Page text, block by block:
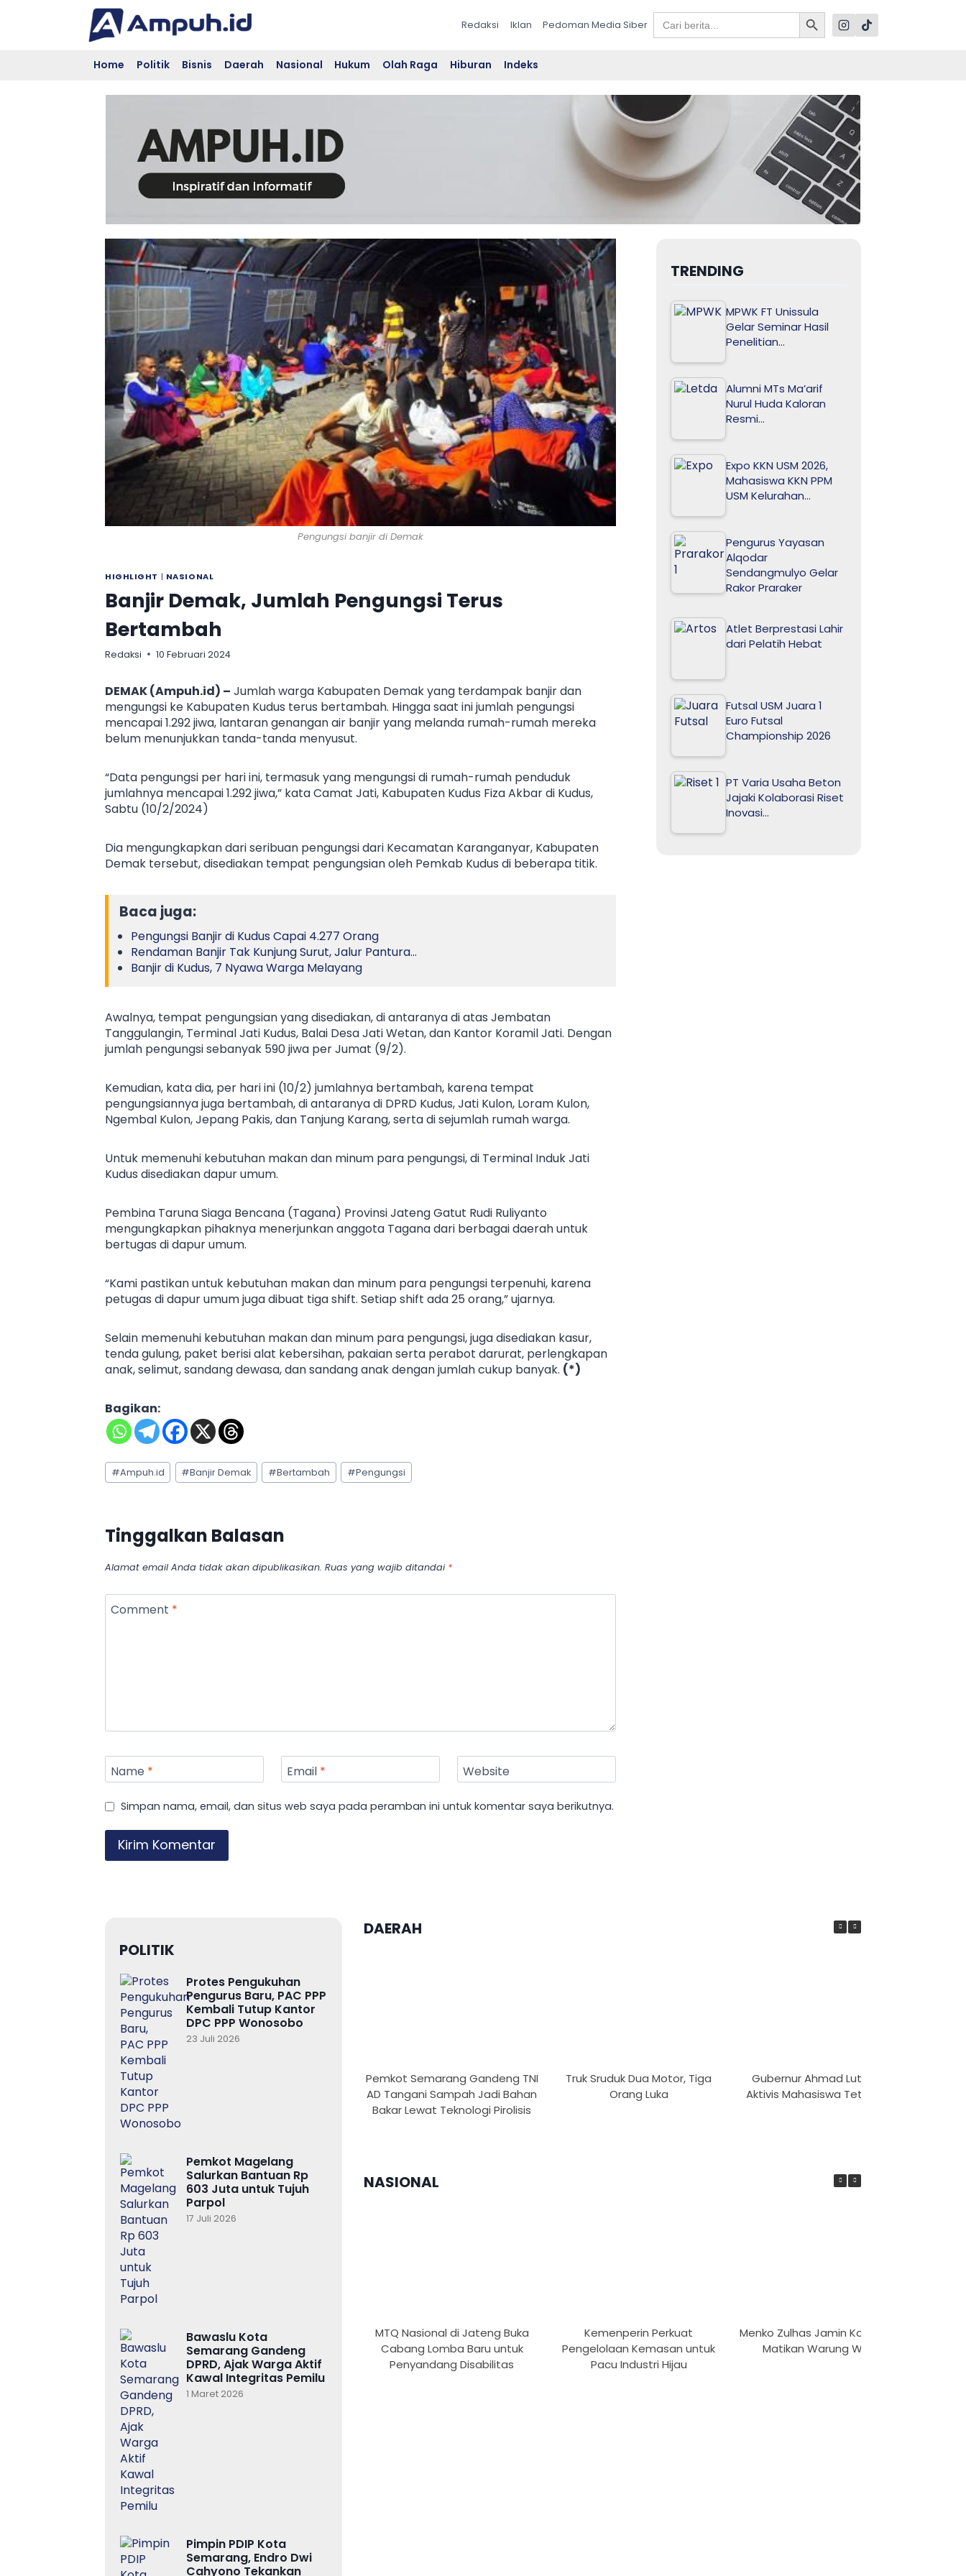
Redaksi Iklan Pedoman Media Siber Search
for:
Search Button
Home Politik Bisnis Daerah Nasional Hukum Olah Raga Hiburan Indeks
Pengungsi banjir di Demak
HIGHLIGHT | NASIONAL
Banjir Demak, Jumlah Pengungsi Terus
Bertambah
Redaksi 10 Februari 2024
DEMAK (Ampuh.id) – Jumlah warga Kabupaten Demak yang terdampak banjir dan
mengungsi ke Kabupaten Kudus terus bertambah. Hingga saat ini jumlah pengungsi
mencapai 1.292 jiwa, lantaran genangan air banjir yang melanda rumah-rumah mereka
belum menunjukkan tanda-tanda menyusut.
“Data pengungsi per hari ini, termasuk yang mengungsi di rumah-rumah penduduk
jumlahnya mencapai 1.292 jiwa,” kata Camat Jati, Kabupaten Kudus Fiza Akbar di Kudus,
Sabtu (10/2/2024)
Dia mengungkapkan dari seribuan pengungsi dari Kecamatan Karanganyar, Kabupaten
Demak tersebut, disediakan tempat pengungsian oleh Pemkab Kudus di beberapa titik.
Baca juga:
Pengungsi Banjir di Kudus Capai 4.277 Orang
Rendaman Banjir Tak Kunjung Surut, Jalur Pantura…
Banjir di Kudus, 7 Nyawa Warga Melayang
Awalnya, tempat pengungsian yang disediakan, di antaranya di atas Jembatan
Tanggulangin, Terminal Jati Kudus, Balai Desa Jati Wetan, dan Kantor Koramil Jati. Dengan
jumlah pengungsi sebanyak 590 jiwa per Jumat (9/2).
Kemudian, kata dia, per hari ini (10/2) jumlahnya bertambah, karena tempat
pengungsiannya juga bertambah, di antaranya di DPRD Kudus, Jati Kulon, Loram Kulon,
Ngembal Kulon, Jepang Pakis, dan Tanjung Karang, serta di sejumlah rumah warga.
Untuk memenuhi kebutuhan makan dan minum para pengungsi, di Terminal Induk Jati
Kudus disediakan dapur umum.
Pembina Taruna Siaga Bencana (Tagana) Provinsi Jateng Gatut Rudi Ruliyanto
mengungkapkan pihaknya menerjunkan anggota Tagana dari berbagai daerah untuk
bertugas di dapur umum.
“Kami pastikan untuk kebutuhan makan dan minum para pengungsi terpenuhi, karena
petugas di dapur umum juga dibuat tiga shift. Setiap shift ada 25 orang,” ujarnya.
Selain memenuhi kebutuhan makan dan minum para pengungsi, juga disediakan kasur,
tenda gulung, paket berisi alat kebersihan, pakaian serta perabot darurat, perlengkapan
anak, selimut, sandang dewasa, dan sandang anak dengan jumlah cukup banyak. (*)
Bagikan:
Post
Tags:
#Ampuh.id #Banjir Demak #Bertambah #Pengungsi
Tinggalkan Balasan
Alamat email Anda tidak akan dipublikasikan. Ruas yang wajib ditandai *
Comment *
Name * Email * Website
Simpan nama, email, dan situs web saya pada peramban ini untuk komentar saya berikutnya.
TRENDING
MPWK FT Unissula
Gelar Seminar Hasil
Penelitian…
Alumni MTs Ma’arif
Nurul Huda Kaloran
Resmi…
Expo KKN USM 2026,
Mahasiswa KKN PPM
USM Kelurahan…
Pengurus Yayasan
Alqodar
Sendangmulyo Gelar
Rakor Praraker
Atlet Berprestasi Lahir
dari Pelatih Hebat
Futsal USM Juara 1
Euro Futsal
Championship 2026
PT Varia Usaha Beton
Jajaki Kolaborasi Riset
Inovasi…
POLITIK
Protes Pengukuhan
Pengurus Baru, PAC PPP
Kembali Tutup Kantor
DPC PPP Wonosobo
23 Juli 2026
Pemkot Magelang
Salurkan Bantuan Rp
603 Juta untuk Tujuh
Parpol
17 Juli 2026
Bawaslu Kota
Semarang Gandeng
DPRD, Ajak Warga Aktif
Kawal Integritas Pemilu
1 Maret 2026
Pimpin PDIP Kota
Semarang, Endro Dwi
Cahyono Tekankan
DAERAH
Pemkot Semarang Gandeng TNI
AD Tangani Sampah Jadi Bahan
Bakar Lewat Teknologi Pirolisis
Truk Sruduk Dua Motor, Tiga
Orang Luka
Gubernur Ahmad Luthfi Ajak
Aktivis Mahasiswa Tetap Kritis
NASIONAL
MTQ Nasional di Jateng Buka
Cabang Lomba Baru untuk
Penyandang Disabilitas
Kemenperin Perkuat
Pengelolaan Kemasan untuk
Pacu Industri Hijau
Menko Zulhas Jamin Kopdes tak
Matikan Warung Warga